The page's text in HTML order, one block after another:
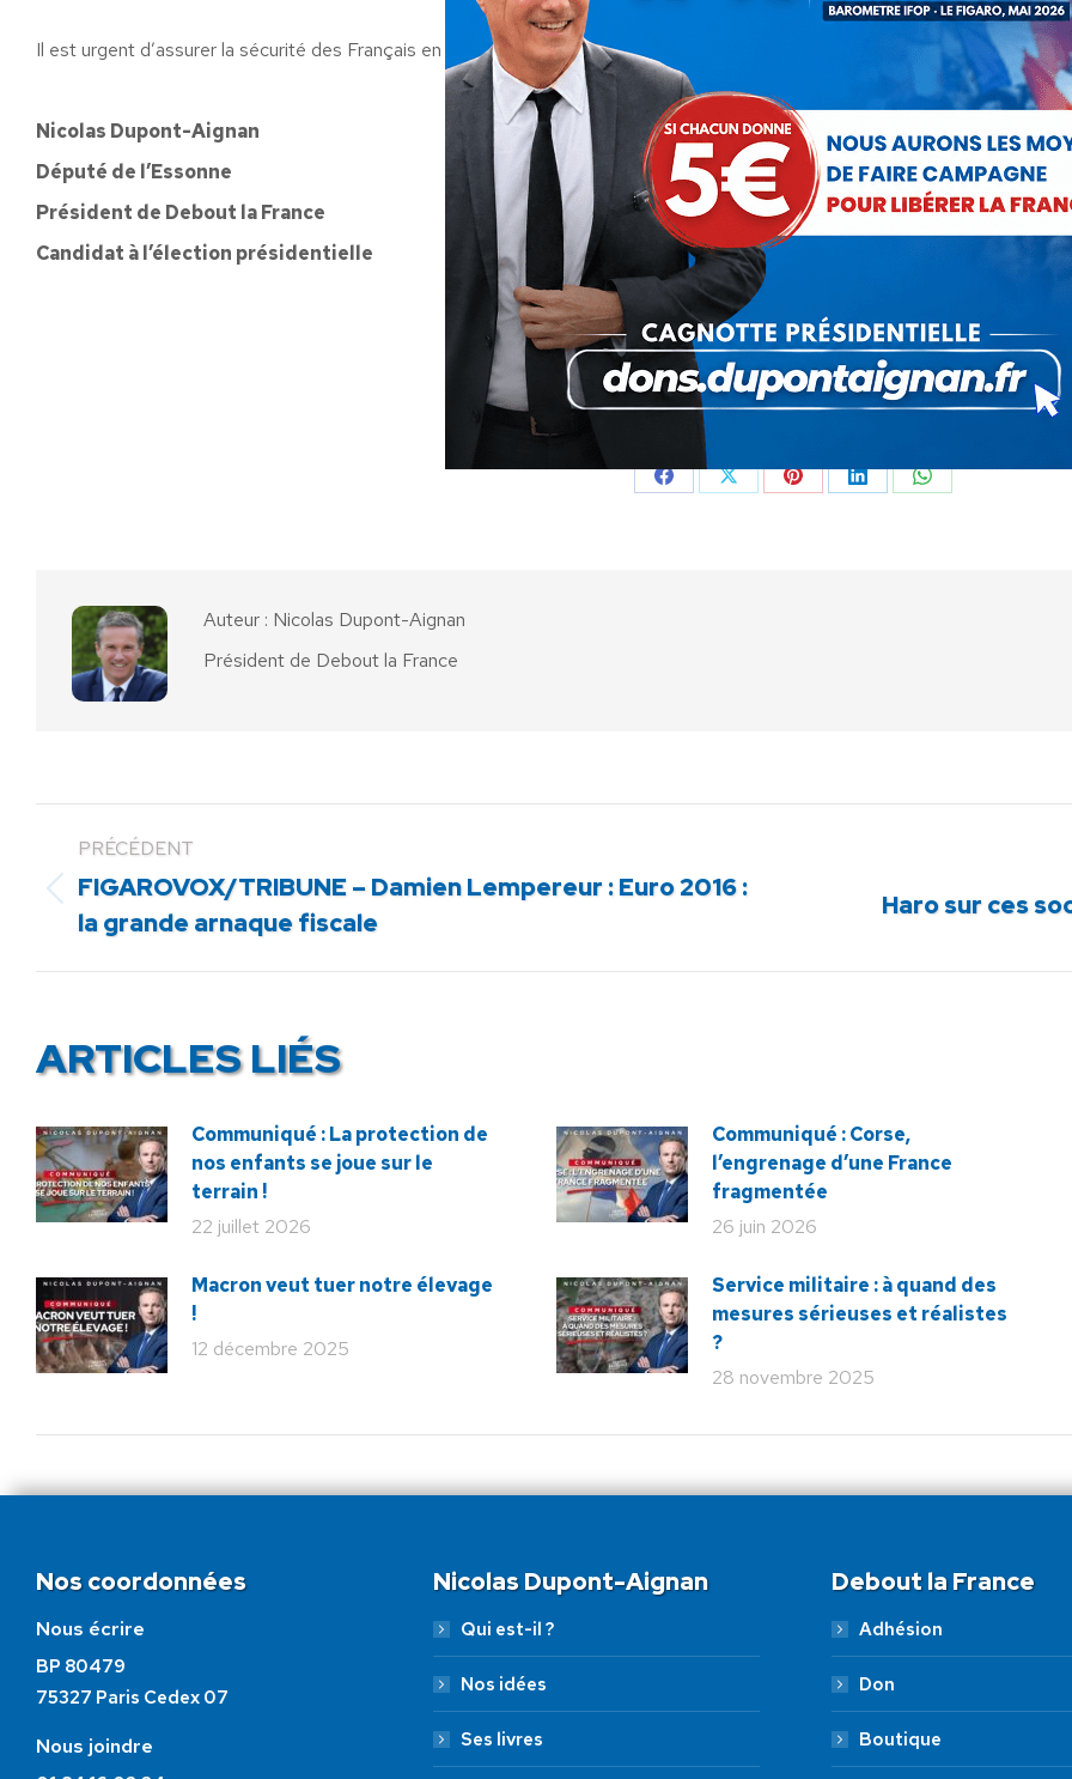
Il est urgent d’assurer la sécurité des Français en France, de gagner la guerre contre Daesh et d’éradiquer l’islamisme
Nicolas Dupont-Aignan
Député de l’Essonne
Président de Debout la France
Candidat à l’élection présidentielle
Catégorie :Communiqués ParNicolas Dupont-Aignan 14 juin
Partager cet article
PartagerPartagerPartagerPartagerPartager
Auteur : Nicolas Dupont-Aignan
Président de Debout la France
PRÉCÉDENT
Article
précédent
FIGAROVOX/TRIBUNE – Damien Lempereur : Euro 2016 :
la grande arnaque fiscale
ArticleHaro sur ces
ARTICLES LIÉS
Communiqué : La protection de
nos enfants se joue sur le
terrain !
22 juillet 2026
Communiqué : Corse,
l’engrenage d’une France
fragmentée
26 juin 2026
Macron veut tuer notre élevage
!
12 décembre 2025
Service militaire : à quand des
mesures sérieuses et réalistes
?
28 novembre 2025
Nos coordonnées
Nous écrire
BP 80479
75327 Paris Cedex 07
Nous joindre
Nicolas Dupont-Aignan
Qui est-il ?
Nos idées
Ses livres
Debout la France
Adhésion
Don
Boutique